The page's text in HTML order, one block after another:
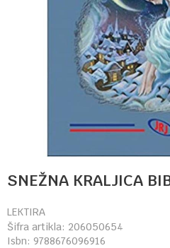
SNEŽNA KRALJICA
LEKTIRA
Šifra artikla: 206050654
Isbn: 9788676096916